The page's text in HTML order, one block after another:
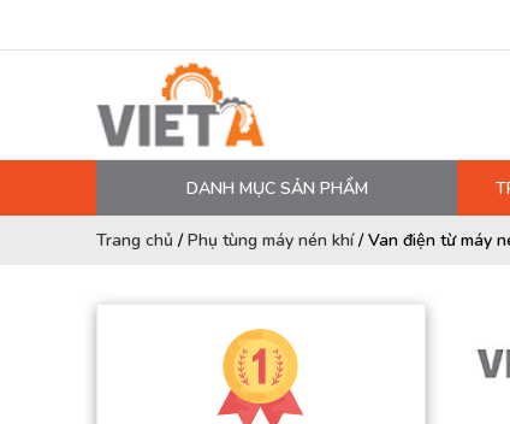
DANH MỤC SẢN PHẨM
MÁY NÉN KHÍ
DẦU MÁY NÉN KHÍ
DÂY HƠI, ỐNG HƠI
Trang chủ /Phụ tùng máy nén khí/Van điện từ máy